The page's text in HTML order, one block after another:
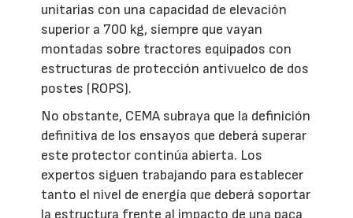
unitarias con una capacidad de elevación
superior a 700 kg, siempre que vayan
montadas sobre tractores equipados con
estructuras de protección antivuelco de dos
postes (ROPS).
No obstante, CEMA subraya que la definición
definitiva de los ensayos que deberá superar
este protector continúa abierta. Los
expertos siguen trabajando para establecer
tanto el nivel de energía que deberá soportar
la estructura frente al impacto de una paca